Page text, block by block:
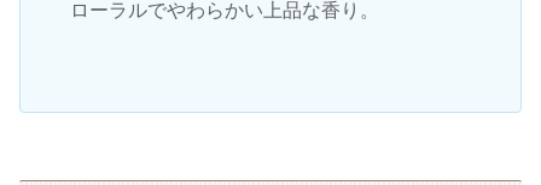
ローラルでやわらかい上品な香り。